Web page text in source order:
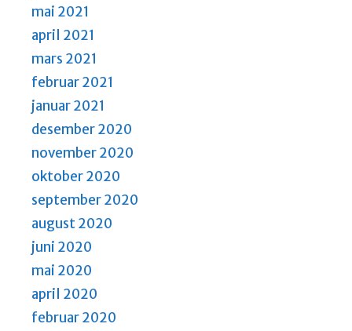
mai 2021
april 2021
mars 2021
februar 2021
januar 2021
desember 2020
november 2020
oktober 2020
september 2020
august 2020
juni 2020
mai 2020
april 2020
februar 2020